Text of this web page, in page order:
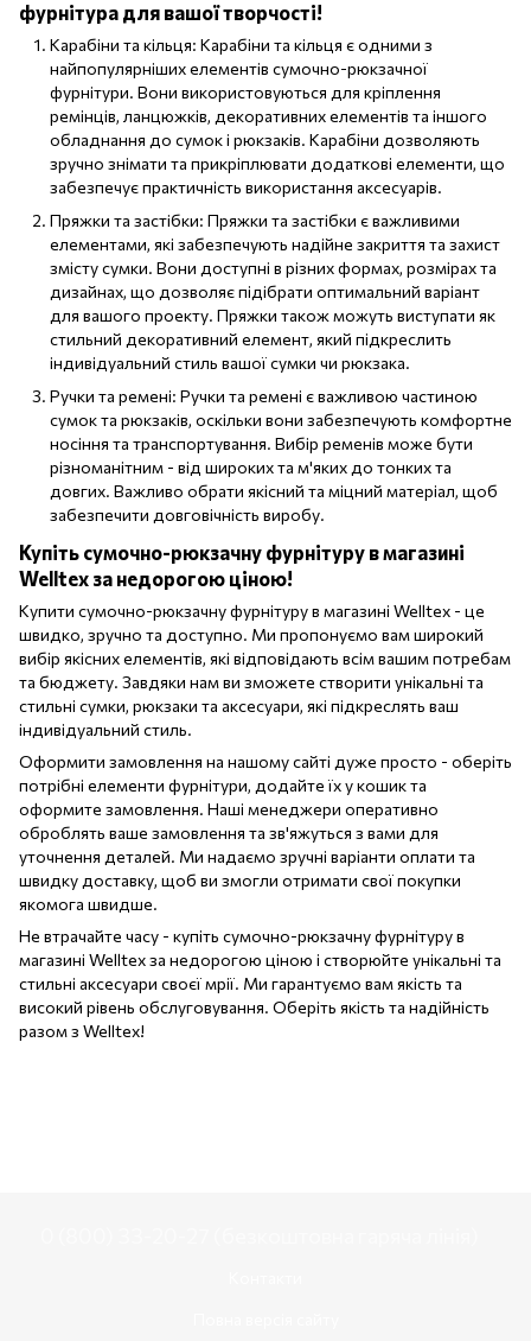
фурнітура для вашої творчості!
Карабіни та кільця: Карабіни та кільця є одними з
найпопулярніших елементів сумочно-рюкзачної
фурнітури. Вони використовуються для кріплення
ремінців, ланцюжків, декоративних елементів та іншого
обладнання до сумок і рюкзаків. Карабіни дозволяють
зручно знімати та прикріплювати додаткові елементи, що
забезпечує практичність використання аксесуарів.
Пряжки та застібки: Пряжки та застібки є важливими
елементами, які забезпечують надійне закриття та захист
змісту сумки. Вони доступні в різних формах, розмірах та
дизайнах, що дозволяє підібрати оптимальний варіант
для вашого проекту. Пряжки також можуть виступати як
стильний декоративний елемент, який підкреслить
індивідуальний стиль вашої сумки чи рюкзака.
Ручки та ремені: Ручки та ремені є важливою частиною
сумок та рюкзаків, оскільки вони забезпечують комфортне
носіння та транспортування. Вибір ременів може бути
різноманітним - від широких та м'яких до тонких та
довгих. Важливо обрати якісний та міцний матеріал, щоб
забезпечити довговічність виробу.
Купіть сумочно-рюкзачну фурнітуру в магазині
Welltex за недорогою ціною!
Купити сумочно-рюкзачну фурнітуру в магазині Welltex - це
швидко, зручно та доступно. Ми пропонуємо вам широкий
вибір якісних елементів, які відповідають всім вашим потребам
та бюджету. Завдяки нам ви зможете створити унікальні та
стильні сумки, рюкзаки та аксесуари, які підкреслять ваш
індивідуальний стиль.
Оформити замовлення на нашому сайті дуже просто - оберіть
потрібні елементи фурнітури, додайте їх у кошик та
оформите замовлення. Наші менеджери оперативно
оброблять ваше замовлення та зв'яжуться з вами для
уточнення деталей. Ми надаємо зручні варіанти оплати та
швидку доставку, щоб ви змогли отримати свої покупки
якомога швидше.
Не втрачайте часу - купіть сумочно-рюкзачну фурнітуру в
магазині Welltex за недорогою ціною і створюйте унікальні та
стильні аксесуари своєї мрії. Ми гарантуємо вам якість та
високий рівень обслуговування. Оберіть якість та надійність
разом з Welltex!